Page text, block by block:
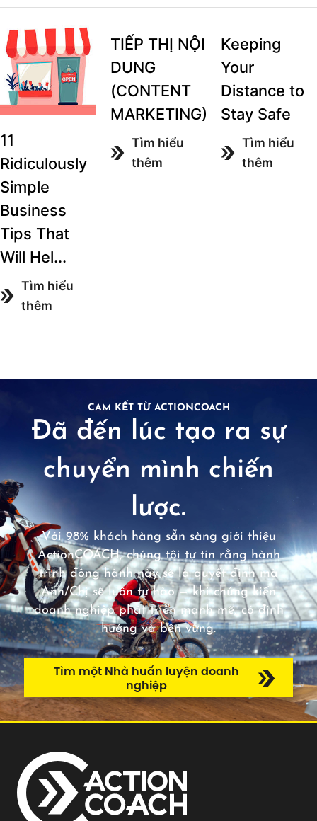
11
Ridiculously
Simple
Business
Tips That
Will Hel...
Tìm hiểu
thêm
TIẾP THỊ NỘI
DUNG
(CONTENT
MARKETING)
Tìm hiểu
thêm
Keeping
Your
Distance to
Stay Safe
Tìm hiểu
thêm
CAM KẾT TỪ ACTIONCOACH
Đã đến lúc tạo ra sự
chuyển mình chiến
lược.
Với 98% khách hàng sẵn sàng giới thiệu
ActionCOACH, chúng tôi tự tin rằng hành
trình đồng hành này sẽ là quyết định mà
Anh/Chị sẽ luôn tự hào — khi chứng kiến
doanh nghiệp phát triển mạnh mẽ, có định
hướng và bền vững.
Tìm một Nhà huấn luyện doanh
nghiệp